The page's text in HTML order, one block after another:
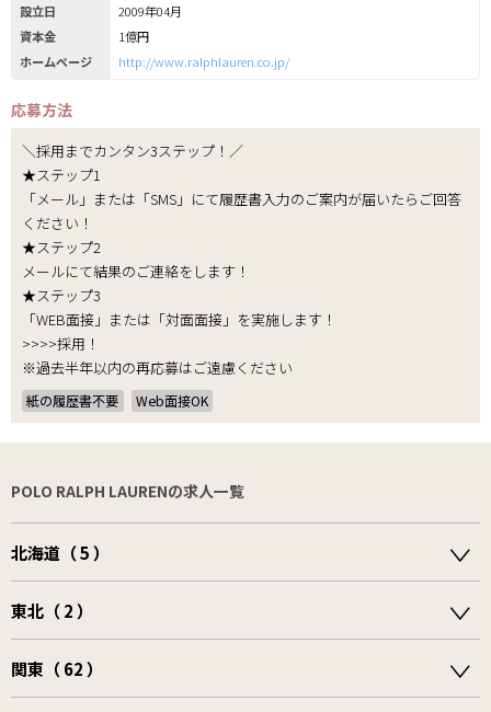
設立日
2009年04月
資本金
1億円
ホームページ
http://www.ralphlauren.co.jp/
応募方法
＼採用までカンタン3ステップ！／
★ステップ1
「メール」または「SMS」にて履歴書入力のご案内が届いたらご回答
ください！
★ステップ2
メールにて結果のご連絡をします！
★ステップ3
「WEB面接」または「対面面接」を実施します！
>>>>採用！
※過去半年以内の再応募はご遠慮ください
紙の履歴書不要 Web面接OK
POLO RALPH LAURENの求人一覧
北海道（ 5 ）
東北（ 2 ）
関東（ 62 ）